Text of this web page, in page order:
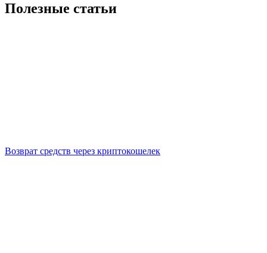
Полезные статьи
Возврат средств через криптокошелек